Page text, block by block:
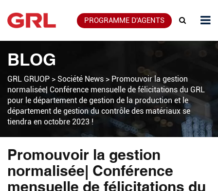
PROGRAMME D'AGENTS
BLOG
GRL GRUOP > Société News > Promouvoir la gestion
normalisée| Conférence mensuelle de félicitations du GRL
pour le département de gestion de la production et le
département de gestion du contrôle des matériaux se
tiendra en octobre 2023 !
Promouvoir la gestion
normalisée| Conférence
mensuelle de félicitations du